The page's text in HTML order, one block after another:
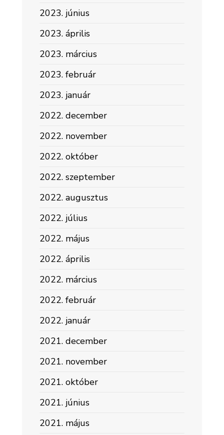
2023. június
2023. április
2023. március
2023. február
2023. január
2022. december
2022. november
2022. október
2022. szeptember
2022. augusztus
2022. július
2022. május
2022. április
2022. március
2022. február
2022. január
2021. december
2021. november
2021. október
2021. június
2021. május